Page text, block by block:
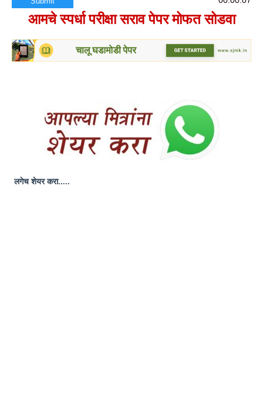
आमचे स्पर्धा परीक्षा सराव पेपर मोफत सोडवा
लगेच शेयर करा.....